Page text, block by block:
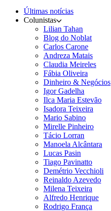
Últimas notícias
Colunistas
Lilian Tahan
Blog do Noblat
Carlos Carone
Andreza Matais
Claudia Meireles
Fábia Oliveira
Dinheiro & Negócios
Igor Gadelha
Ilca Maria Estevão
Isadora Teixeira
Mario Sabino
Mirelle Pinheiro
Tácio Lorran
Manoela Alcântara
Lucas Pasin
Tiago Pavinatto
Demétrio Vecchioli
Reinaldo Azevedo
Milena Teixeira
Alfredo Henrique
Rodrigo França